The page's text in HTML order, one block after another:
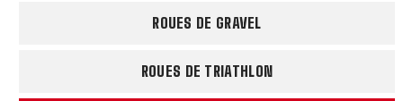
ROUES DE GRAVEL
ROUES DE TRIATHLON